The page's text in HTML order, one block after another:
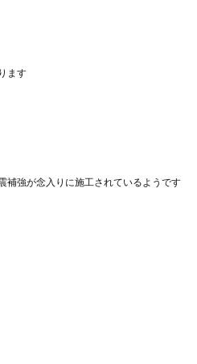
ます
補強が念入りに施工されているようです